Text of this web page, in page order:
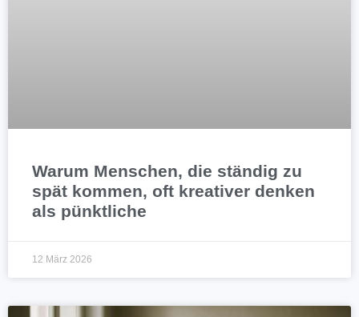
Warum Menschen, die ständig zu
spät kommen, oft kreativer denken
als pünktliche
12 März 2026